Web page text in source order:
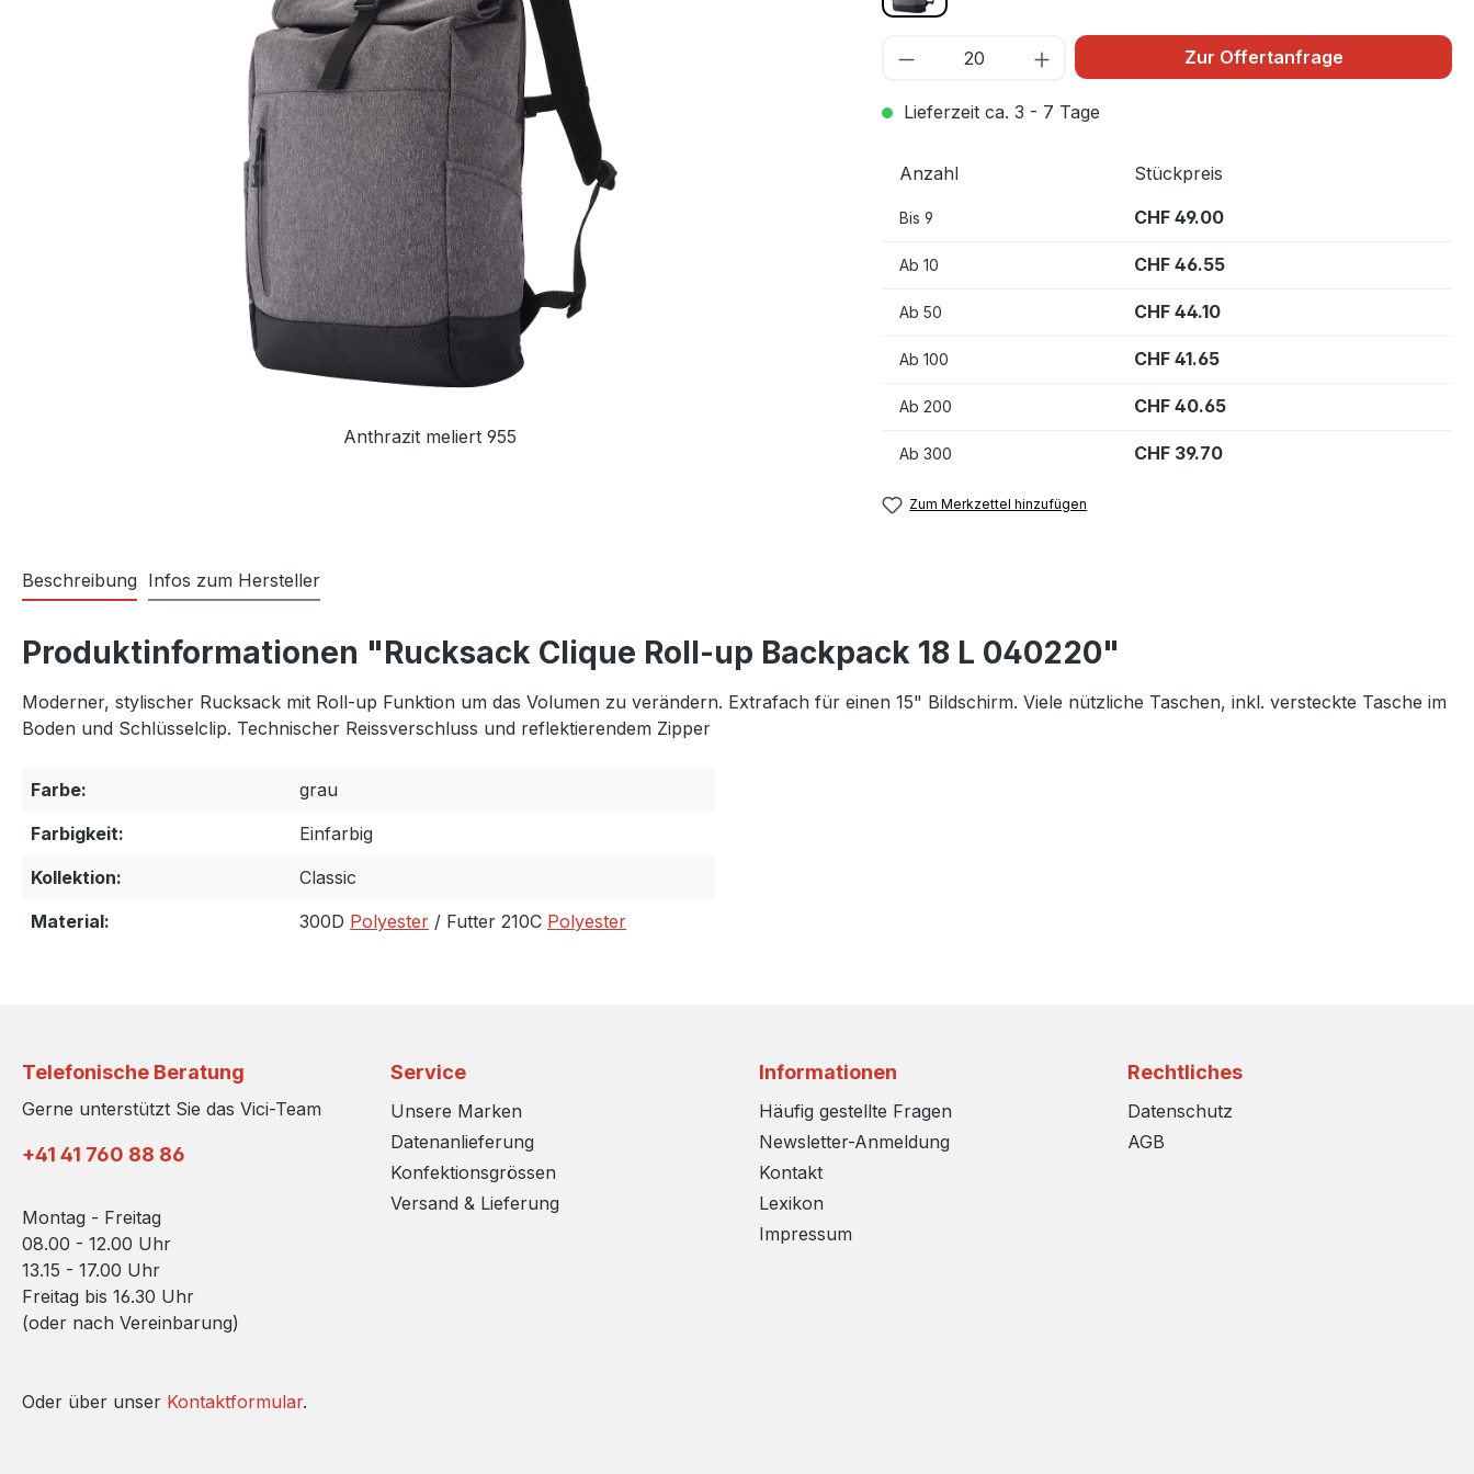
Anthrazit meliert 955
Zur Offertanfrage
Lieferzeit ca. 3 - 7 Tage
Anzahl Stückpreis
Bis 9 CHF 49.00
Ab 10 CHF 46.55
Ab 50 CHF 44.10
Ab 100 CHF 41.65
Ab 200 CHF 40.65
Ab 300 CHF 39.70
Zum Merkzettel hinzufügen
Beschreibung Infos zum Hersteller
Produktinformationen "Rucksack Clique Roll-up Backpack 18 L 040220"
Moderner, stylischer Rucksack mit Roll-up Funktion um das Volumen zu verändern. Extrafach für einen 15" Bildschirm. Viele nützliche Taschen, inkl. versteckte Tasche im
Boden und Schlüsselclip. Technischer Reissverschluss und reflektierendem Zipper
Farbe:
grau
Farbigkeit:
Einfarbig
Kollektion:
Classic
Material:
300D Polyester / Futter 210C Polyester
Telefonische Beratung
Gerne unterstützt Sie das Vici-Team
+41 41 760 88 86
Montag - Freitag
08.00 - 12.00 Uhr
13.15 - 17.00 Uhr
Freitag bis 16.30 Uhr
(oder nach Vereinbarung)
Oder über unser Kontaktformular.
Service
Unsere Marken
Datenanlieferung
Konfektionsgrössen
Versand & Lieferung
Informationen
Häufig gestellte Fragen
Newsletter-Anmeldung
Kontakt
Lexikon
Impressum
Rechtliches
Datenschutz
AGB